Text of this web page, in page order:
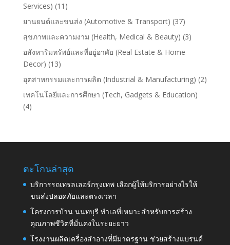
Services) (11)
ยานยนต์และขนส่ง (Automotive & Transport) (37)
สุขภาพและความงาม (Health, Medical & Beauty) (3)
อสังหาริมทรัพย์และที่อยู่อาศัย (Real Estate & Home
Decor) (13)
อุตสาหกรรมและการผลิต (Industrial & Manufacturing) (2)
เทคโนโลยีและการศึกษา (Tech, Gadgets & Education)
(4)
ตะโกนล่าสุด
บริการรถเทรลเลอร์กรุงเทพ เลือกผู้ให้บริการอย่างไรให้
ขนส่งปลอดภัยและตรงเวลา
โครงการบ้าน นนทบุรี ทำเลที่เหมาะสำหรับการสร้าง
คุณภาพชีวิตที่มั่นคงในระยะยาว
โรงงานผลิตเครื่องสำอางที่มีมาตรฐาน ช่วยสร้างแบรนด์